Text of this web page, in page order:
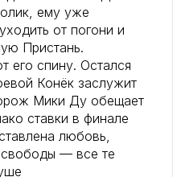
ему уже
от погони и
Пристань.
его спину. Остался
Конёк заслужит
Мики Ду обещает
ставки в финале
любовь,
— все те